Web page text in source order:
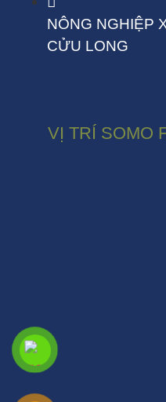
NÔNG NGHIỆP
CỬU LONG
VỊ TRÍ SOMO